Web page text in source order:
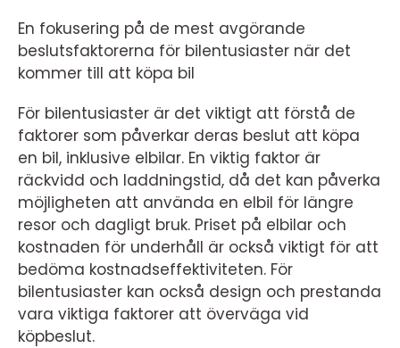
En fokusering på de mest avgörande
beslutsfaktorerna för bilentusiaster när det
kommer till att köpa bil
För bilentusiaster är det viktigt att förstå de
faktorer som påverkar deras beslut att köpa
en bil, inklusive elbilar. En viktig faktor är
räckvidd och laddningstid, då det kan påverka
möjligheten att använda en elbil för längre
resor och dagligt bruk. Priset på elbilar och
kostnaden för underhåll är också viktigt för att
bedöma kostnadseffektiviteten. För
bilentusiaster kan också design och prestanda
vara viktiga faktorer att överväga vid
köpbeslut.